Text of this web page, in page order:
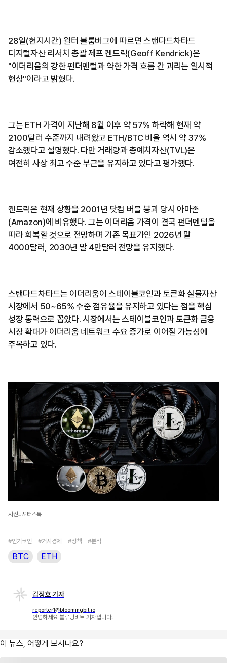
28일(현지시간) 월터 블룸버그에 따르면 스탠다드차타드
디지털자산 리서치 총괄 제프 켄드릭(Geoff Kendrick)은
"이더리움의 강한 펀더멘털과 약한 가격 흐름 간 괴리는 일시적
현상"이라고 밝혔다.
그는 ETH 가격이 지난해 8월 이후 약 57% 하락해 현재 약
2100달러 수준까지 내려왔고 ETH/BTC 비율 역시 약 37%
감소했다고 설명했다. 다만 거래량과 총예치자산(TVL)은
여전히 사상 최고 수준 부근을 유지하고 있다고 평가했다.
켄드릭은 현재 상황을 2001년 닷컴 버블 붕괴 당시 아마존
(Amazon)에 비유했다. 그는 이더리움 가격이 결국 펀더멘털을
따라 회복할 것으로 전망하며 기존 목표가인 2026년 말
4000달러, 2030년 말 4만달러 전망을 유지했다.
스탠다드차타드는 이더리움이 스테이블코인과 토큰화 실물자산
시장에서 50~65% 수준 점유율을 유지하고 있다는 점을 핵심
성장 동력으로 꼽았다. 시장에서는 스테이블코인과 토큰화 금융
시장 확대가 이더리움 네트워크 수요 증가로 이어질 가능성에
주목하고 있다.
사진=셔터스톡
#인기코인 #거시경제 #정책 #분석
BTC ETH
김정호 기자
reporter1@bloomingbit.io
안녕하세요 블루밍비트 기자입니다.
이 뉴스, 어떻게 보시나요?